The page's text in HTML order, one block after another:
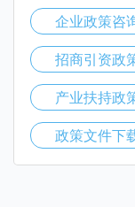
企业政策咨
招商引资政
产业扶持政
政策文件下